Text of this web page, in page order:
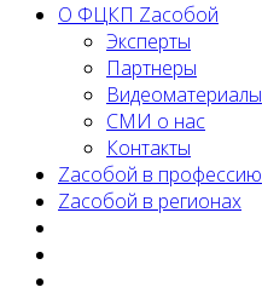
О ФЦКП Zасобой
Эксперты
Партнеры
Видеоматериалы
СМИ о нас
Контакты
Zacобой в профессию
Zaсобой в регионах